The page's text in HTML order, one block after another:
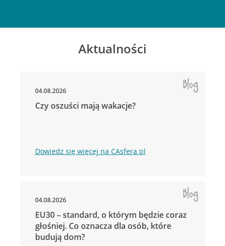
Aktualności
04.08.2026
Czy oszuści mają wakacje?
Dowiedz się więcej na CAsfera.pl
04.08.2026
EU30 – standard, o którym będzie coraz
głośniej. Co oznacza dla osób, które
budują dom?